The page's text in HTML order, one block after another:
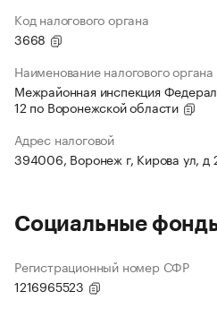
Код налогового органа
3668
Наименование налогового органа
Межрайонная инспекция
12 по Воронежской области
Адрес налоговой
394006, Воронеж г, Кирова ул, д
Социальные
Регистрационный номер СФР
1216965523